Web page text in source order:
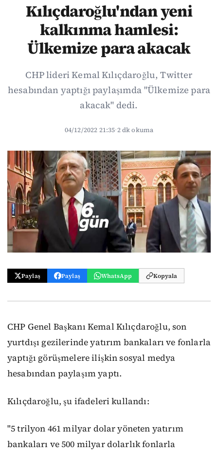
Kılıçdaroğlu'ndan yeni
kalkınma hamlesi:
Ülkemize para akacak
CHP lideri Kemal Kılıçdaroğlu, Twitter
hesabından yaptığı paylaşımda "Ülkemize para
akacak" dedi.
04/12/2022 21:35·2 dk okuma
Paylaş Paylaş WhatsApp Kopyala
CHP Genel Başkanı Kemal Kılıçdaroğlu, son
yurtdışı gezilerinde yatırım bankaları ve fonlarla
yaptığı görüşmelere ilişkin sosyal medya
hesabından paylaşım yaptı.
Kılıçdaroğlu, şu ifadeleri kullandı:
"5 trilyon 461 milyar dolar yöneten yatırım
bankaları ve 500 milyar dolarlık fonlarla